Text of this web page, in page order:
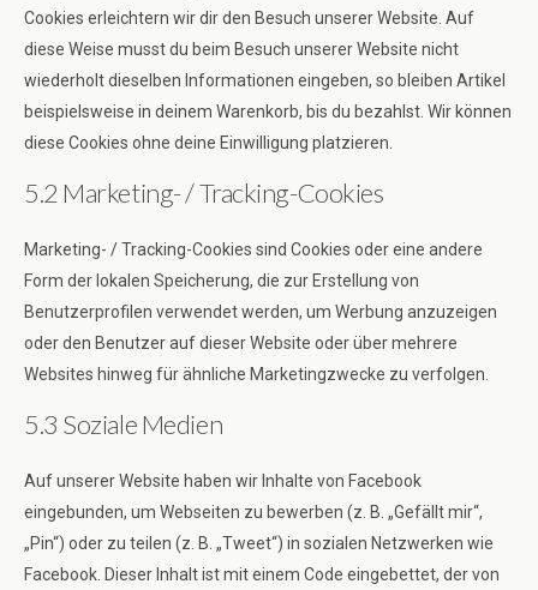
Cookies erleichtern wir dir den Besuch unserer Website. Auf
diese Weise musst du beim Besuch unserer Website nicht
wiederholt dieselben Informationen eingeben, so bleiben Artikel
beispielsweise in deinem Warenkorb, bis du bezahlst. Wir können
diese Cookies ohne deine Einwilligung platzieren.
5.2 Marketing- / Tracking-Cookies
Marketing- / Tracking-Cookies sind Cookies oder eine andere
Form der lokalen Speicherung, die zur Erstellung von
Benutzerprofilen verwendet werden, um Werbung anzuzeigen
oder den Benutzer auf dieser Website oder über mehrere
Websites hinweg für ähnliche Marketingzwecke zu verfolgen.
5.3 Soziale Medien
Auf unserer Website haben wir Inhalte von Facebook
eingebunden, um Webseiten zu bewerben (z. B. „Gefällt mir“,
„Pin“) oder zu teilen (z. B. „Tweet“) in sozialen Netzwerken wie
Facebook. Dieser Inhalt ist mit einem Code eingebettet, der von